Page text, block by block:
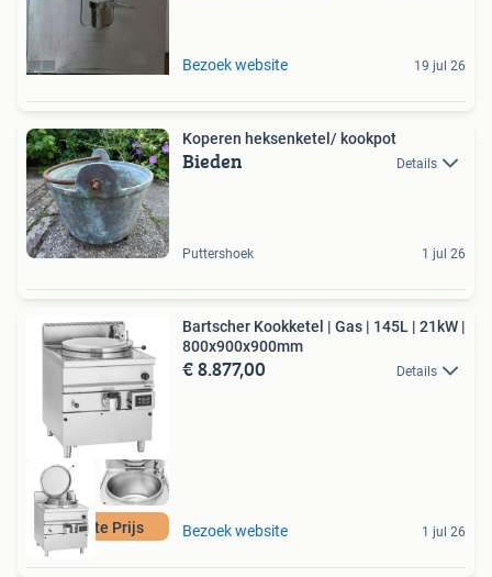
Bezoek website 19 jul 26
Koperen heksenketel/ kookpot
Bieden Details
Puttershoek 1 jul 26
Laagste Prijs
Bartscher Kookketel | Gas | 145L | 21kW |
800x900x900mm
€ 8.877,00 Details
Bezoek website 1 jul 26